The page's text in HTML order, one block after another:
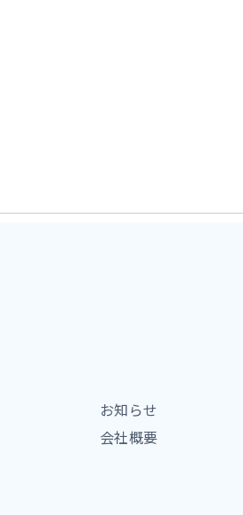
お知らせ
会社概要